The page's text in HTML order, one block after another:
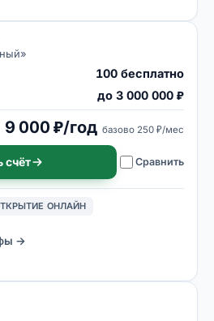
»
100 бесплатно
до 3 000 000 ₽
9 000 ₽/год базово 250 ₽/мес
счёт Сравнить
ОНЛАЙН
→